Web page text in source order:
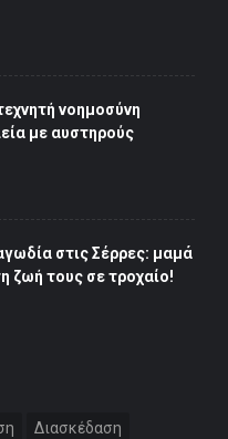
νοημοσύνη
με αυστηρούς
στις Σέρρες: μαμά
ζωή τους σε τροχαίο!
Διασκέδαση